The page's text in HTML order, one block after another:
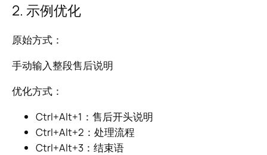
2. 示例优化
原始方式：
手动输入整段售后说明
优化方式：
Ctrl+Alt+1：售后开头说明
Ctrl+Alt+2：处理流程
Ctrl+Alt+3：结束语